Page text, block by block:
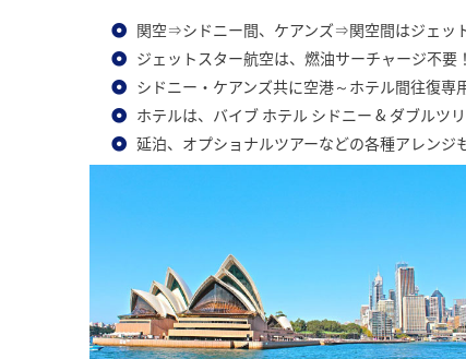
関空⇒シドニー間、ケアンズ⇒関空間はジェッ
ジェットスター航空は、燃油サーチャージ不要！
シドニー・ケアンズ共に空港～ホテル間往復専
ホテルは、バイブ ホテル シドニー & ダブルツ
延泊、オプショナルツアーなどの各種アレンジ